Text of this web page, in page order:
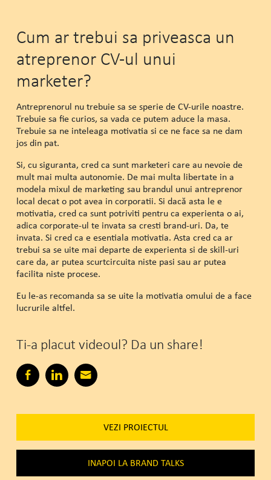
Cum ar trebui sa priveasca un
atreprenor CV-ul unui
marketer?
Antreprenorul nu trebuie sa se sperie de CV-urile noastre.
Trebuie sa fie curios, sa vada ce putem aduce la masa.
Trebuie sa ne inteleaga motivatia si ce ne face sa ne dam
jos din pat.
Si, cu siguranta, cred ca sunt marketeri care au nevoie de
mult mai multa autonomie. De mai multa libertate in a
modela mixul de marketing sau brandul unui antreprenor
local decat o pot avea in corporatii. Si dacă asta le e
motivatia, cred ca sunt potriviti pentru ca experienta o ai,
adica corporate-ul te invata sa cresti brand-uri. Da, te
invata. Si cred ca e esentiala motivatia. Asta cred ca ar
trebui sa se uite mai departe de experienta si de skill-uri
care da, ar putea scurtcircuita niste pasi sau ar putea
facilita niste procese.
Eu le-as recomanda sa se uite la motivatia omului de a face
lucrurile altfel.
Ti-a placut videoul? Da un share!
VEZI PROIECTUL
INAPOI LA BRAND TALKS